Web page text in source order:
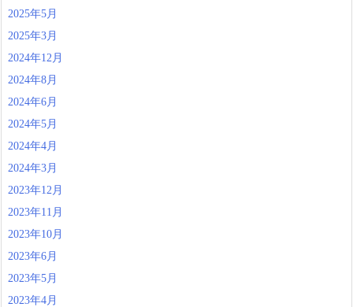
2025年5月
2025年3月
2024年12月
2024年8月
2024年6月
2024年5月
2024年4月
2024年3月
2023年12月
2023年11月
2023年10月
2023年6月
2023年5月
2023年4月